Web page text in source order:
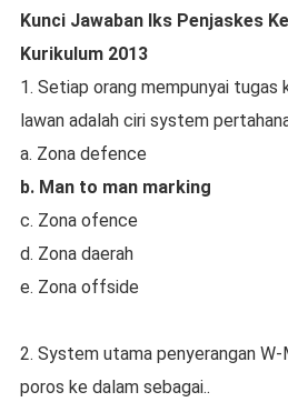
Kunci Jawaban lks Penjaskes
Kurikulum 2013
1. Setiap orang mempunyai tugas
lawan adalah ciri system
a. Zona defence
b. Man to man marking
c. Zona ofence
d. Zona daerah
e. Zona offside
2. System utama penyerangan
poros ke dalam sebagai..